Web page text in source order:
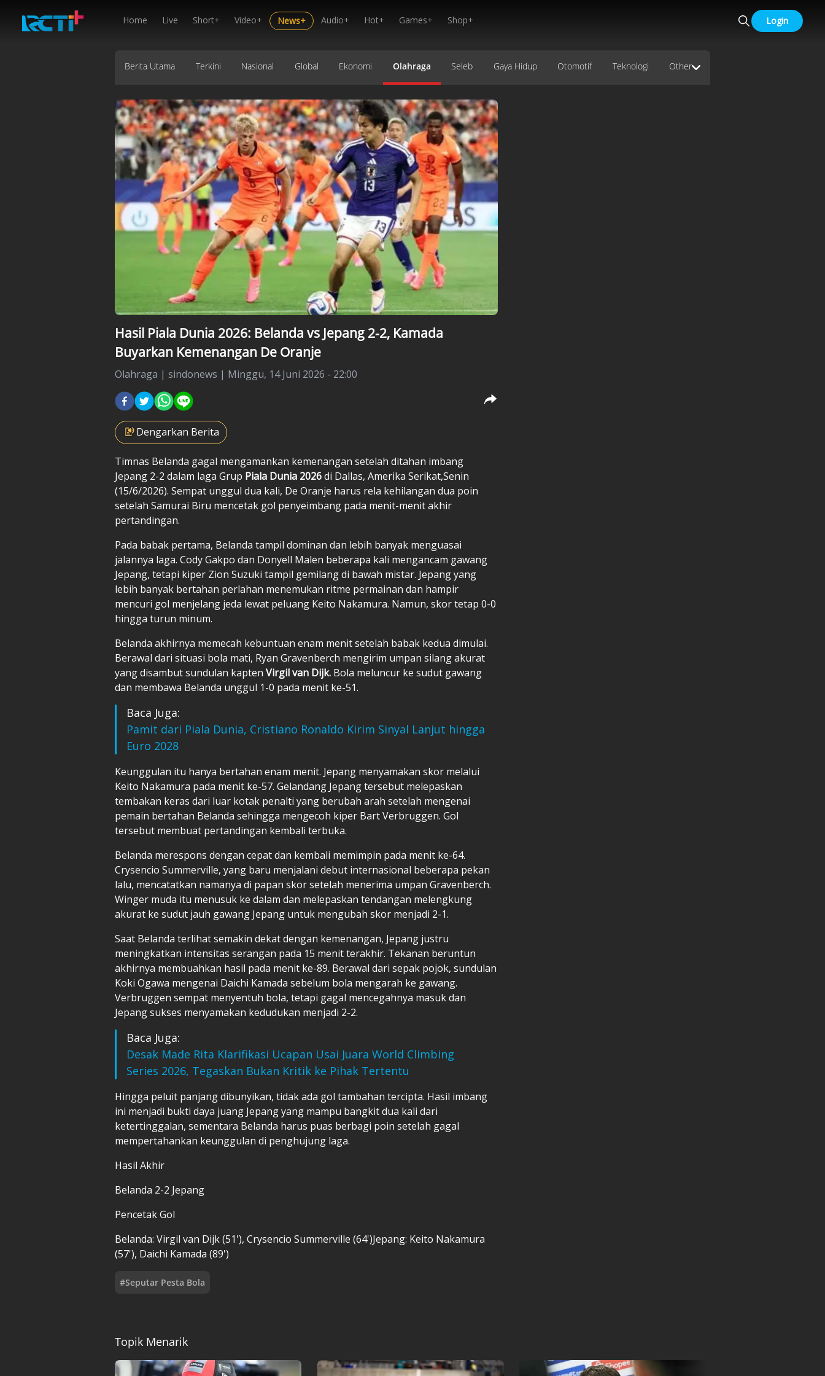
Home Live Short+ Video+ News+ Audio+ Hot+ Games+ Shop+ Login
Berita Utama Terkini Nasional Global Ekonomi Olahraga Seleb Gaya Hidup Otomotif Teknologi Other
Hasil Piala Dunia 2026: Belanda vs Jepang 2-2, Kamada
Buyarkan Kemenangan De Oranje
Olahraga | sindonews | Minggu, 14 Juni 2026 - 22:00
Dengarkan Berita
Timnas Belanda gagal mengamankan kemenangan setelah ditahan imbang
Jepang 2-2 dalam laga Grup Piala Dunia 2026di Dallas, Amerika Serikat,Senin
(15/6/2026). Sempat unggul dua kali, De Oranje harus rela kehilangan dua poin
setelah Samurai Biru mencetak gol penyeimbang pada menit-menit akhir
pertandingan.
Pada babak pertama, Belanda tampil dominan dan lebih banyak menguasai
jalannya laga. Cody Gakpo dan Donyell Malen beberapa kali mengancam gawang
Jepang, tetapi kiper Zion Suzuki tampil gemilang di bawah mistar. Jepang yang
lebih banyak bertahan perlahan menemukan ritme permainan dan hampir
mencuri gol menjelang jeda lewat peluang Keito Nakamura. Namun, skor tetap 0-0
hingga turun minum.
Belanda akhirnya memecah kebuntuan enam menit setelah babak kedua dimulai.
Berawal dari situasi bola mati, Ryan Gravenberch mengirim umpan silang akurat
yang disambut sundulan kapten Virgil van Dijk. Bola meluncur ke sudut gawang
dan membawa Belanda unggul 1-0 pada menit ke-51.
Baca Juga:
Pamit dari Piala Dunia, Cristiano Ronaldo Kirim Sinyal Lanjut hingga
Euro 2028
Keunggulan itu hanya bertahan enam menit. Jepang menyamakan skor melalui
Keito Nakamura pada menit ke-57. Gelandang Jepang tersebut melepaskan
tembakan keras dari luar kotak penalti yang berubah arah setelah mengenai
pemain bertahan Belanda sehingga mengecoh kiper Bart Verbruggen. Gol
tersebut membuat pertandingan kembali terbuka.
Belanda merespons dengan cepat dan kembali memimpin pada menit ke-64.
Crysencio Summerville, yang baru menjalani debut internasional beberapa pekan
lalu, mencatatkan namanya di papan skor setelah menerima umpan Gravenberch.
Winger muda itu menusuk ke dalam dan melepaskan tendangan melengkung
akurat ke sudut jauh gawang Jepang untuk mengubah skor menjadi 2-1.
Saat Belanda terlihat semakin dekat dengan kemenangan, Jepang justru
meningkatkan intensitas serangan pada 15 menit terakhir. Tekanan beruntun
akhirnya membuahkan hasil pada menit ke-89. Berawal dari sepak pojok, sundulan
Koki Ogawa mengenai Daichi Kamada sebelum bola mengarah ke gawang.
Verbruggen sempat menyentuh bola, tetapi gagal mencegahnya masuk dan
Jepang sukses menyamakan kedudukan menjadi 2-2.
Baca Juga:
Desak Made Rita Klarifikasi Ucapan Usai Juara World Climbing
Series 2026, Tegaskan Bukan Kritik ke Pihak Tertentu
Hingga peluit panjang dibunyikan, tidak ada gol tambahan tercipta. Hasil imbang
ini menjadi bukti daya juang Jepang yang mampu bangkit dua kali dari
ketertinggalan, sementara Belanda harus puas berbagi poin setelah gagal
mempertahankan keunggulan di penghujung laga.
Hasil Akhir
Belanda 2-2 Jepang
Pencetak Gol
Belanda: Virgil van Dijk (51'), Crysencio Summerville (64')Jepang: Keito Nakamura
(57'), Daichi Kamada (89')
#Seputar Pesta Bola
Topik Menarik